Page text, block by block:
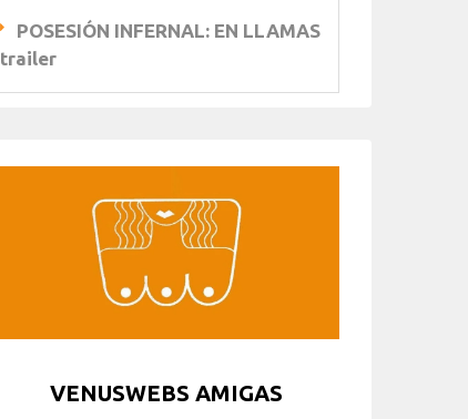
POSESIÓN INFERNAL: EN LLAMAS
trailer
VENUSWEBS AMIGAS